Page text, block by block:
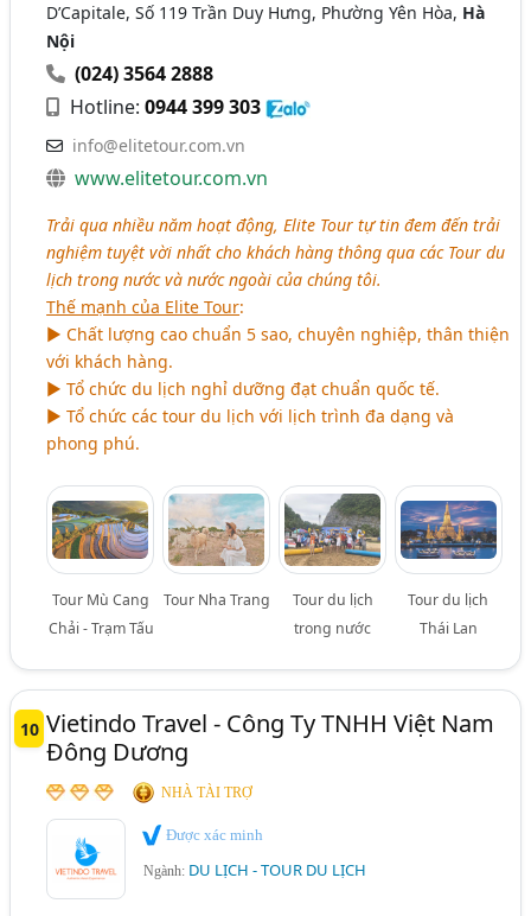
D’Capitale, Số 119 Trần Duy Hưng, Phường Yên Hòa, Hà
Nội
(024) 3564 2888
Hotline:0944 399 303
info@elitetour.com.vn
www.elitetour.com.vn
Trải qua nhiều năm hoạt động, Elite Tour tự tin đem đến trải
nghiệm tuyệt vời nhất cho khách hàng thông qua các Tour du
lịch trong nước và nước ngoài của chúng tôi.
Thế mạnh của Elite Tour:
► Chất lượng cao chuẩn 5 sao, chuyên nghiệp, thân thiện
với khách hàng.
► Tổ chức du lịch nghỉ dưỡng đạt chuẩn quốc tế.
► Tổ chức các tour du lịch với lịch trình đa dạng và
phong phú.
Tour Mù Cang
Chải - Trạm Tấu
Tour Nha Trang
Tour du lịch
trong nước
Tour du lịch
Thái Lan
10 Vietindo Travel - Công Ty TNHH Việt Nam
Đông Dương
NHÀ TÀI TRỢ
Được xác minh
Ngành: DU LỊCH - TOUR DU LỊCH